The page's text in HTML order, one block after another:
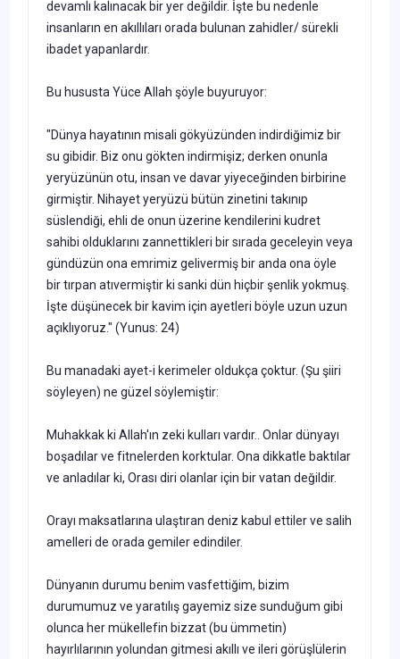
devamlı kalınacak bir yer değildir. İşte bu nedenle
insanların en akıllıları orada bulunan zahidler/ sürekli
ibadet yapanlardır.
Bu hususta Yüce Allah şöyle buyuruyor:
"Dünya hayatının misali gökyüzünden indirdiğimiz bir
su gibidir. Biz onu gökten indirmişiz; derken onunla
yeryüzünün otu, insan ve davar yiyeceğinden birbirine
girmiştir. Nihayet yeryüzü bütün zinetini takınıp
süslendiği, ehli de onun üzerine kendilerini kudret
sahibi olduklarını zannettikleri bir sırada geceleyin veya
gündüzün ona emrimiz gelivermiş bir anda ona öyle
bir tırpan atıvermiştir ki sanki dün hiçbir şenlik yokmuş.
İşte düşünecek bir kavim için ayetleri böyle uzun uzun
açıklıyoruz." (Yunus: 24)
Bu manadaki ayet-i kerimeler oldukça çoktur. (Şu şiiri
söyleyen) ne güzel söylemiştir:
Muhakkak ki Allah'ın zeki kulları vardır.. Onlar dünyayı
boşadılar ve fitnelerden korktular. Ona dikkatle baktılar
ve anladılar ki, Orası diri olanlar için bir vatan değildir.
Orayı maksatlarına ulaştıran deniz kabul ettiler ve salih
amelleri de orada gemiler edindiler.
Dünyanın durumu benim vasfettiğim, bizim
durumumuz ve yaratılış gayemiz size sunduğum gibi
olunca her mükellefin bizzat (bu ümmetin)
hayırlılarının yolundan gitmesi akıllı ve ileri görüşlülerin